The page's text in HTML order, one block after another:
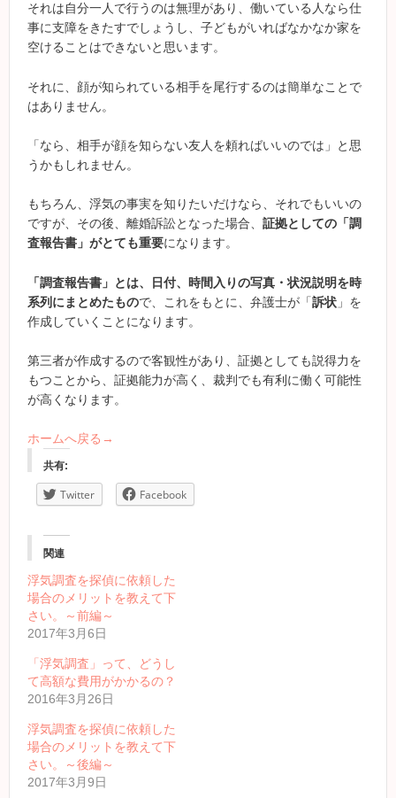
それは自分一人で行うのは無理があり、働いている人なら仕
事に支障をきたすでしょうし、子どもがいればなかなか家を
空けることはできないと思います。
それに、顔が知られている相手を尾行するのは簡単なことで
はありません。
「なら、相手が顔を知らない友人を頼ればいいのでは」と思
うかもしれません。
もちろん、浮気の事実を知りたいだけなら、それでもいいの
ですが、その後、離婚訴訟となった場合、 証拠としての「調
査報告書」がとても重要になります。
「調査報告書」とは、
日付、時間入りの写真・状況説明を時
系列にまとめたもので、これをもとに、弁護士が「訴状 」を
作成していくことになります。
第三者が作成するので客観性があり、証拠としても説得力を
もつことから、証拠能力が高く、裁判でも有利に働く可能性
が高くなります。
ホームへ戻る→
共有:
Twitter Facebook
関連
浮気調査を探偵に依頼した
場合のメリットを教えて下
さい。～前編～
2017年3月6日
「浮気調査」って、どうし
て高額な費用がかかるの？
2016年3月26日
浮気調査を探偵に依頼した
場合のメリットを教えて下
さい。～後編～
2017年3月9日